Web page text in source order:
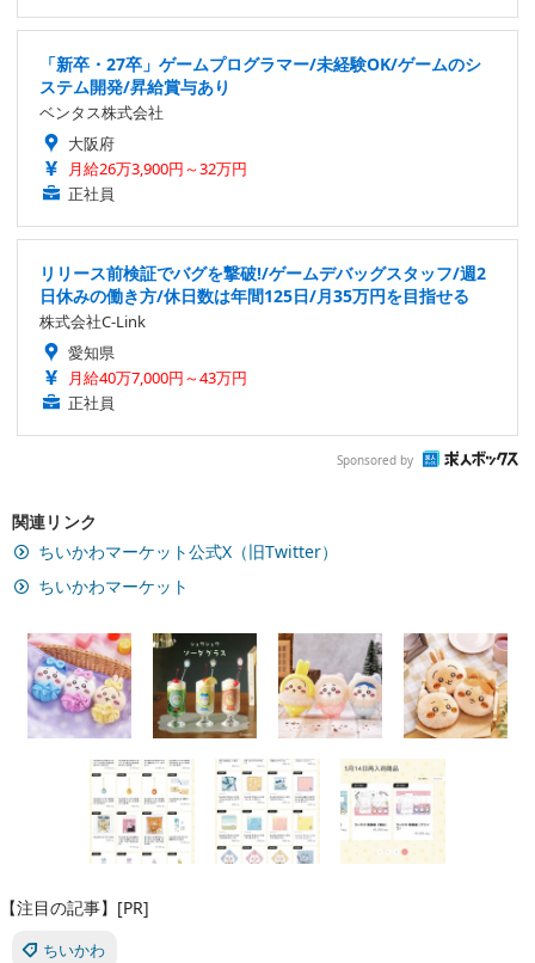
「新卒・27卒」ゲームプログラマー/未経験OK/ゲームのシ
ステム開発/昇給賞与あり
ベンタス株式会社
大阪府
月給26万3,900円～32万円
正社員
リリース前検証でバグを撃破!/ゲームデバッグスタッフ/週2
日休みの働き方/休日数は年間125日/月35万円を目指せる
株式会社C-Link
愛知県
月給40万7,000円～43万円
正社員
Sponsored by
関連リンク
ちいかわマーケット公式X（旧Twitter）
ちいかわマーケット
【注目の記事】[PR]
ちいかわ